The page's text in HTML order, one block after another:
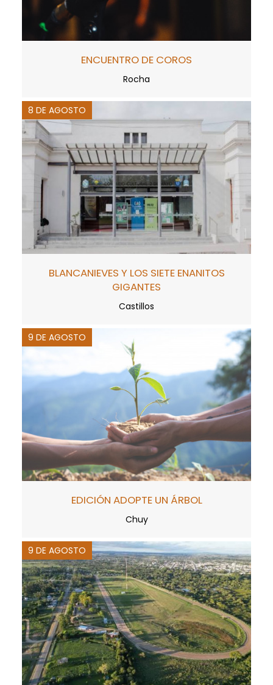
ENCUENTRO DE COROS
Rocha
8 DE AGOSTO
BLANCANIEVES Y LOS SIETE ENANITOS
GIGANTES
Castillos
9 DE AGOSTO
EDICIÓN ADOPTE UN ÁRBOL
Chuy
9 DE AGOSTO